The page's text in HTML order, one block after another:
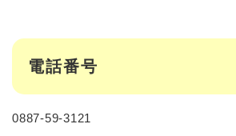
電話番号
0887-59-3121